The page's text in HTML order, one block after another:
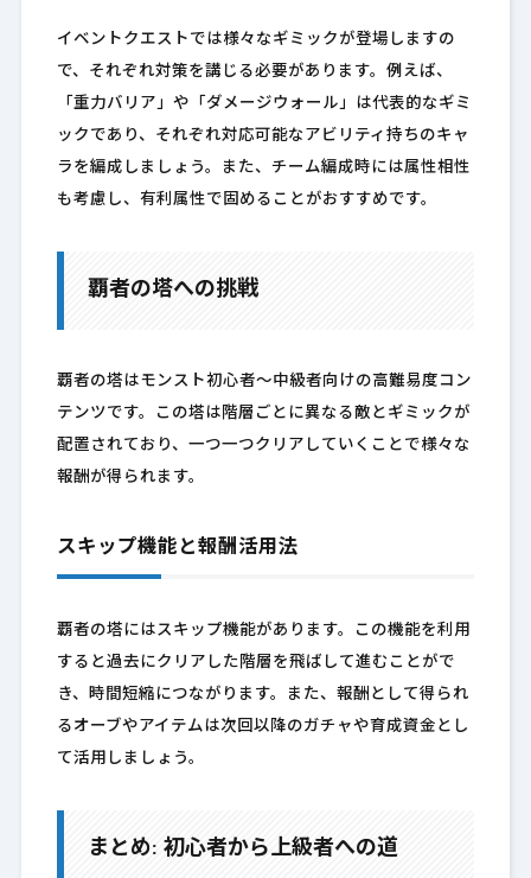
イベントクエストでは様々なギミックが登場しますの
で、それぞれ対策を講じる必要があります。例えば、
「重力バリア」や「ダメージウォール」は代表的なギミ
ックであり、それぞれ対応可能なアビリティ持ちのキャ
ラを編成しましょう。また、チーム編成時には属性相性
も考慮し、有利属性で固めることがおすすめです。
覇者の塔への挑戦
覇者の塔はモンスト初心者〜中級者向けの高難易度コン
テンツです。この塔は階層ごとに異なる敵とギミックが
配置されており、一つ一つクリアしていくことで様々な
報酬が得られます。
スキップ機能と報酬活用法
覇者の塔にはスキップ機能があります。この機能を利用
すると過去にクリアした階層を飛ばして進むことがで
き、時間短縮につながります。また、報酬として得られ
るオーブやアイテムは次回以降のガチャや育成資金とし
て活用しましょう。
まとめ: 初心者から上級者への道